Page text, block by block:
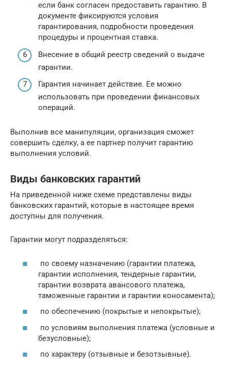
если банк согласен предоставить гарантию. В
документе фиксируются условия
гарантирования, подробности проведения
процедуры и процентная ставка.
Внесение в общий реестр сведений о выдаче
гарантии.
Гарантия начинает действие. Ее можно
использовать при проведении финансовых
операций.
Выполнив все манипуляции, организация сможет
совершить сделку, а ее партнер получит гарантию
выполнения условий.
Виды банковских гарантий
На приведенной ниже схеме представлены виды
банковских гарантий, которые в настоящее время
доступны для получения.
Гарантии могут подразделяться:
по своему назначению (гарантии платежа,
гарантии исполнения, тендерные гарантии,
гарантии возврата авансового платежа,
таможенные гарантии и гарантии коносамента);
по обеспечению (покрытые и непокрытые);
по условиям выполнения платежа (условные и
безусловные);
по характеру (отзывные и безотзывные).